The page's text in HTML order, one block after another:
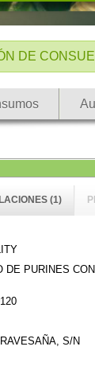
DE
(1)
DE PURINES
S/N